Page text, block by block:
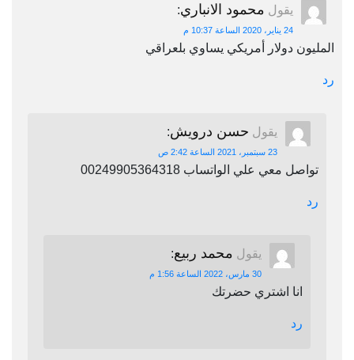
يقول محمود الانباري:
24 يناير، 2020 الساعة 10:37 م
المليون دولار أمريكي يساوي بلعراقي
رد
يقول حسن درويش:
23 سبتمبر، 2021 الساعة 2:42 ص
تواصل معي علي الواتساب 00249905364318
رد
يقول محمد ربيع:
30 مارس، 2022 الساعة 1:56 م
انا اشتري حضرتك
رد